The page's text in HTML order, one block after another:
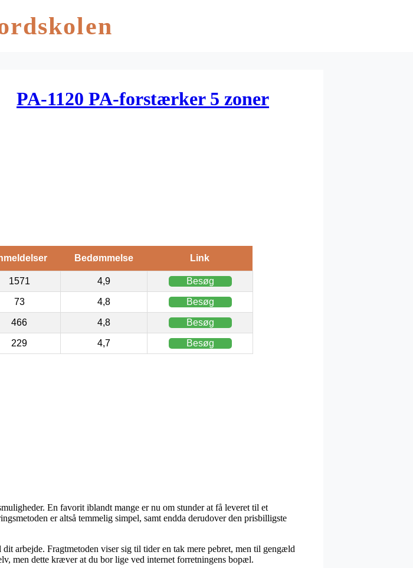
PA-1120 PA-forstærker 5 zoner
Bedømmelse Link
1571 4,9 Besøg
73 4,8 Besøg
466 4,8 Besøg
229 4,7 Besøg
En favorit iblandt mange er nu om stunder at få leveret til et
er altså temmelig simpel, samt endda derudover den prisbilligste
arbejde. Fragtmetoden viser sig til tider en tak mere pebret, men til gengæld
men dette kræver at du bor lige ved internet forretningens bopæl.